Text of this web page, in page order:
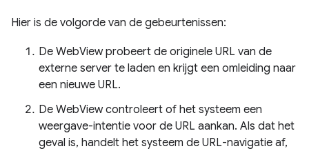
Hier is de volgorde van de gebeurtenissen:
De WebView probeert de originele URL van de
externe server te laden en krijgt een omleiding naar
een nieuwe URL.
De WebView controleert of het systeem een ​​
weergave-intentie voor de URL aankan. Als dat het
geval is, handelt het systeem de URL-navigatie af,